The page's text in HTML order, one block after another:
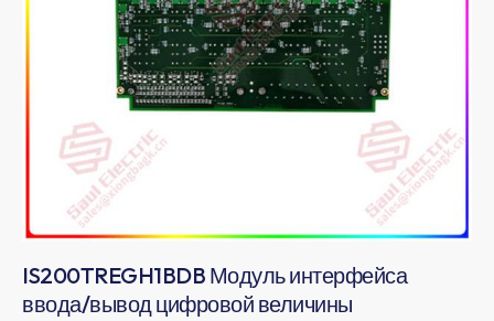
IS200TREGH1BDB Модуль интерфейса
ввода/вывод цифровой величины